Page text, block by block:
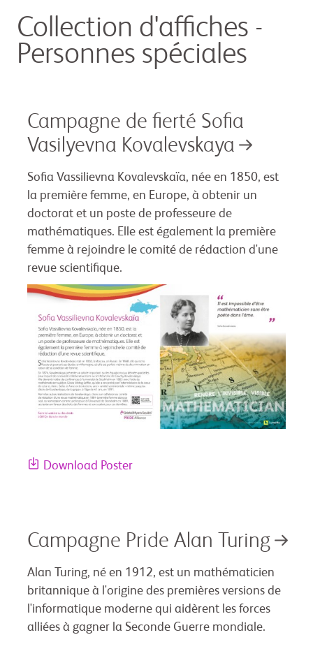
Collection d'affiches -
Personnes spéciales
Campagne de fierté Sofia
Vasilyevna Kovalevskaya
Sofia Vassilievna Kovalevskaïa, née en 1850, est
la première femme, en Europe, à obtenir un
doctorat et un poste de professeure de
mathématiques. Elle est également la première
femme à rejoindre le comité de rédaction d'une
revue scientifique.
Download Poster
Campagne Pride Alan Turing
Alan Turing, né en 1912, est un mathématicien
britannique à l'origine des premières versions de
l'informatique moderne qui aidèrent les forces
alliées à gagner la Seconde Guerre mondiale.